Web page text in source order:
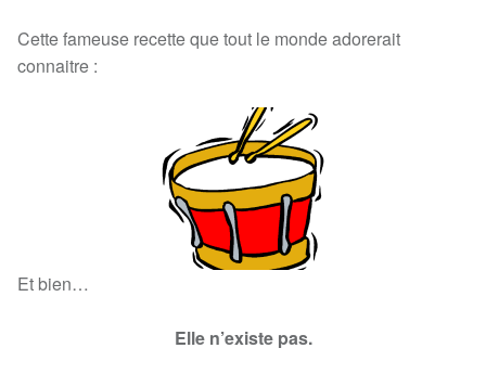
Cette fameuse recette que tout le monde adorerait
connaitre :
Et bien…
Elle n’existe pas.